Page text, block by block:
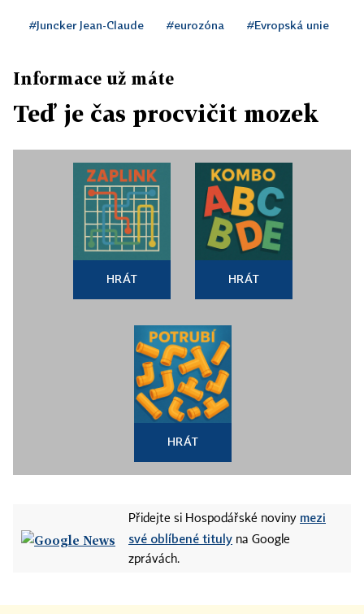
#Juncker Jean-Claude #eurozóna #Evropská unie
Informace už máte
Teď je čas procvičit mozek
HRÁT HRÁT
HRÁT
Přidejte si Hospodářské noviny mezi
své oblíbené tituly na Google
zprávách.